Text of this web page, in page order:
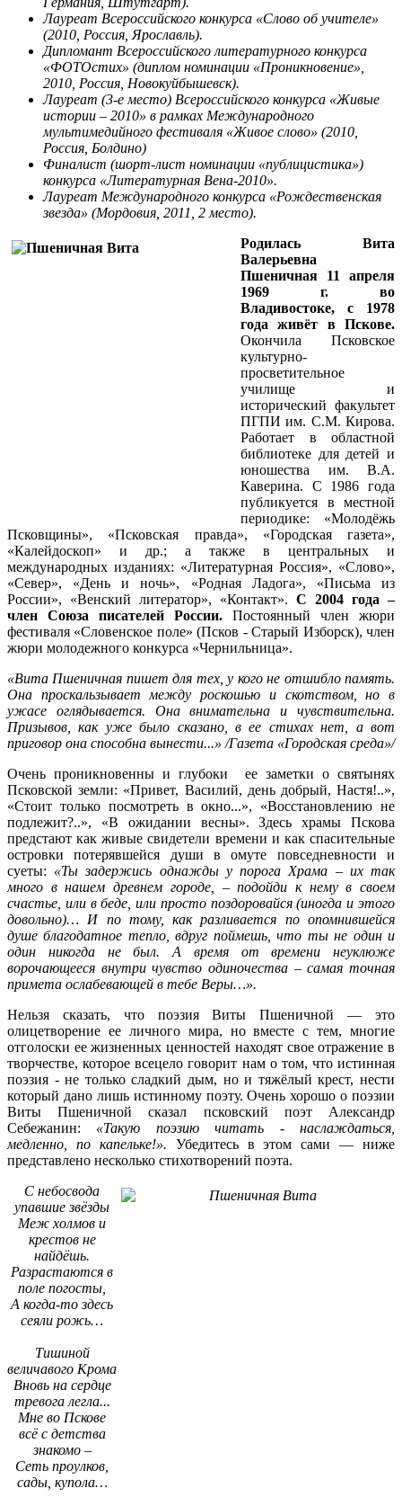
Лауреат Всероссийского конкурса «Слово об учителе»
(2010, Россия, Ярославль).
Дипломант Всероссийского литературного конкурса
«ФОТОстих» (диплом номинации «Проникновение»,
2010, Россия, Новокуйбышевск).
Лауреат (3-е место) Всероссийского конкурса «Живые
истории – 2010» в рамках Международного
мультимедийного фестиваля «Живое слово» (2010,
Россия, Болдино)
Финалист (шорт-лист номинации «публицистика»)
конкурса «Литературная Вена-2010».
Лауреат Международного конкурса «Рождественская
звезда» (Мордовия, 2011, 2 место).
Родилась Вита
Валерьевна
Пшеничная 11 апреля
1969 г. во
Владивостоке, с 1978
года живёт в Пскове.
Окончила Псковское
культурно-
просветительное
училище и
исторический факультет
ПГПИ им. С.М. Кирова.
Работает в областной
библиотеке для детей и
юношества им. В.А.
Каверина. С 1986 года
публикуется в местной
периодике: «Молодёжь
Псковщины», «Псковская правда», «Городская газета»,
«Калейдоскоп» и др.; а также в центральных и
международных изданиях: «Литературная Россия», «Слово»,
«Север», «День и ночь», «Родная Ладога», «Письма из
России», «Венский литератор», «Контакт». С 2004 года –
член Союза писателей России. Постоянный член жюри
фестиваля «Словенское поле» (Псков - Старый Изборск), член
жюри молодежного конкурса «Чернильница».
«Вита Пшеничная пишет для тех, у кого не отшибло память.
Она проскальзывает между роскошью и скотством, но в
ужасе оглядывается. Она внимательна и чувствительна.
Призывов, как уже было сказано, в ее стихах нет, а вот
приговор она способна вынести...» /Газета «Городская среда»/
Очень проникновенны и глубоки ее заметки о святынях
Псковской земли: «Привет, Василий, день добрый, Настя!..»,
«Стоит только посмотреть в окно...», «Восстановлению не
подлежит?..», «В ожидании весны». Здесь храмы Пскова
предстают как живые свидетели времени и как спасительные
островки потерявшейся души в омуте повседневности и
суеты: «Ты задержись однажды у порога Храма – их так
много в нашем древнем городе, – подойди к нему в своем
счастье, или в беде, или просто поздоровайся (иногда и этого
довольно)… И по тому, как разливается по опомнившейся
душе благодатное тепло, вдруг поймешь, что ты не один и
один никогда не был. А время от времени неуклюже
ворочающееся внутри чувство одиночества – самая точная
примета ослабевающей в тебе Веры…».
Нельзя сказать, что поэзия Виты Пшеничной — это
олицетворение ее личного мира, но вместе с тем, многие
отголоски ее жизненных ценностей находят свое отражение в
творчестве, которое всецело говорит нам о том, что истинная
поэзия - не только сладкий дым, но и тяжёлый крест, нести
который дано лишь истинному поэту. Очень хорошо о поэзии
Виты Пшеничной сказал псковский поэт Александр
Себежанин: «Такую поэзию читать - наслаждаться,
медленно, по капельке!». Убедитесь в этом сами — ниже
представлено несколько стихотворений поэта.
С небосвода
упавшие звёзды
Меж холмов и
крестов не
найдёшь.
Разрастаются в
поле погосты,
А когда-то здесь
сеяли рожь…
Тишиной
величавого Крома
Вновь на сердце
тревога легла...
Мне во Пскове
всё с детства
знакомо –
Сеть проулков,
сады, купола…